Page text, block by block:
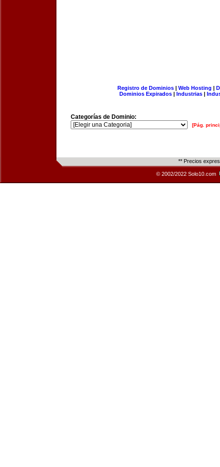
Registro de Dominios| Web Hosting |
Dominios Expirados | Industrias |
Categorías de Dominio:
[Pág.
** Precios
© 2002/2022 Solo10.com